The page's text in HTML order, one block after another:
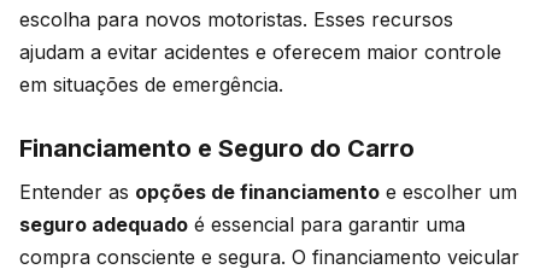
escolha para novos motoristas. Esses recursos
ajudam a evitar acidentes e oferecem maior controle
em situações de emergência.
Financiamento e Seguro do Carro
Entender as opções de financiamento e escolher um
seguro adequado é essencial para garantir uma
compra consciente e segura. O financiamento veicular